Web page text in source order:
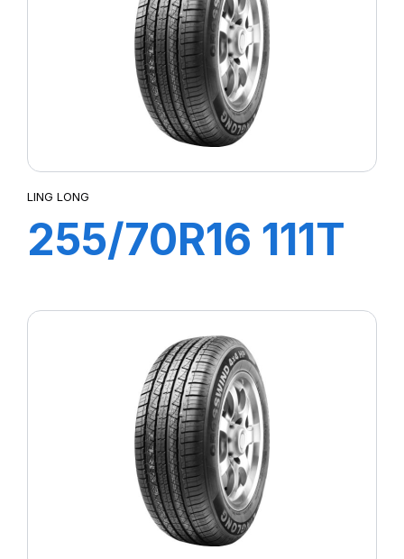
LING LONG
255/70R16 111T